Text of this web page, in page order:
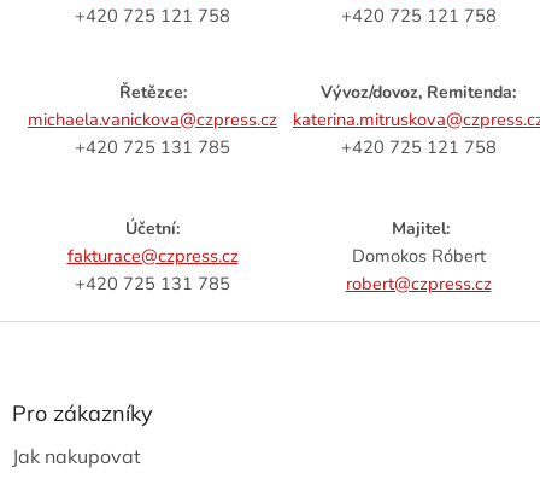
+420 725 121 758
+420 725 121 758
Řetězce: Vývoz/dovoz, Remitenda:
michaela.vanickova@czpress.cz
+420 725 131 785
+420 725 121 758
Účetní: Majitel:
fakturace@czpress.cz
Domokos Róbert
+420 725 131 785
robert@czpress.cz
Z
Pro zákazníky
Jak nakupovat